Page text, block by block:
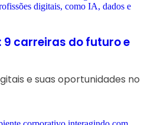
carreiras do futuro e
e suas oportunidades no